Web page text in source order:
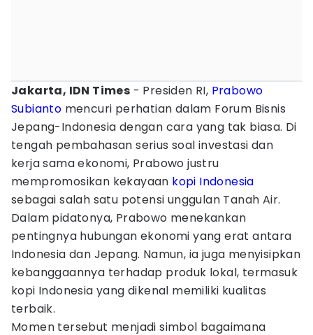
Jakarta, IDN Times - Presiden RI, Prabowo
Subianto mencuri perhatian dalam Forum Bisnis
Jepang-Indonesia dengan cara yang tak biasa. Di
tengah pembahasan serius soal investasi dan
kerja sama ekonomi, Prabowo justru
mempromosikan kekayaan kopi Indonesia
sebagai salah satu potensi unggulan Tanah Air.
Dalam pidatonya, Prabowo menekankan
pentingnya hubungan ekonomi yang erat antara
Indonesia dan Jepang. Namun, ia juga menyisipkan
kebanggaannya terhadap produk lokal, termasuk
kopi Indonesia yang dikenal memiliki kualitas
terbaik.
Momen tersebut menjadi simbol bagaimana